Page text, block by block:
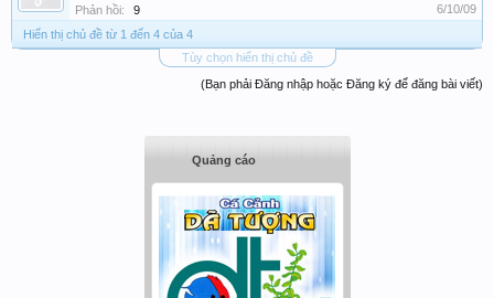
Phản hồi:
9
6/10/09
Hiển thị chủ đề từ 1 đến 4 của 4
Tùy chọn hiển thị chủ đề
(Bạn phải Đăng nhập hoặc Đăng ký để đăng bài viết)
Quảng cáo